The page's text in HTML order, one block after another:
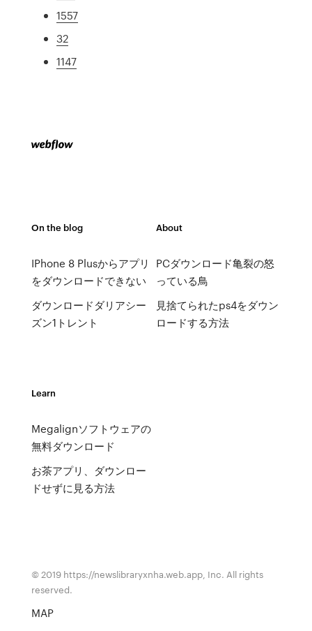
1557
32
1147
On the blog
IPhone 8 Plusからアプリ
をダウンロードできない
ダウンロードダリアシー
ズン1トレント
About
PCダウンロード亀裂の怒
っている鳥
見捨てられたps4をダウン
ロードする方法
Learn
Megalignソフトウェアの
無料ダウンロード
お茶アプリ、ダウンロー
ドせずに見る方法
© 2019 https://newslibraryxnha.web.app, Inc. All rights
reserved.
MAP